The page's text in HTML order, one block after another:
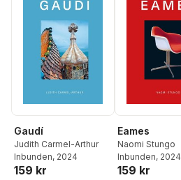
Gaudí
Judith Carmel-Arthur
Inbunden, 2024
159 kr
Eames
Naomi Stungo
Inbunden, 2024
159 kr